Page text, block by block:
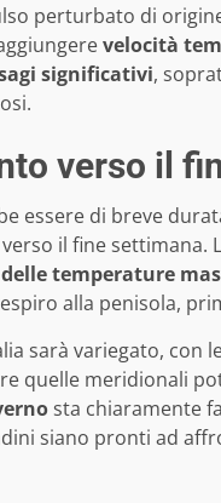
perturbato di
velocità
significativi,
verso il
essere di breve
verso il fine settimana.
temperature
alla penisola,
sarà variegato,
quelle meridionali
sta chiaramente
siano pronti ad